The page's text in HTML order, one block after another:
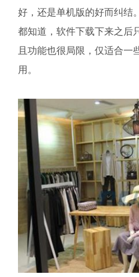
好，还是单机版的好而纠结
都知道，软件下载下来之后
且功能也很局限，仅适合一
用。